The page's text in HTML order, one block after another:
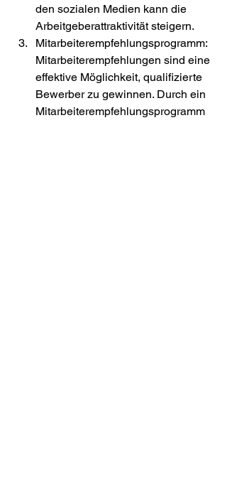
den sozialen Medien kann die
Arbeitgeberattraktivität steigern.
Mitarbeiterempfehlungsprogramm:
Mitarbeiterempfehlungen sind eine
effektive Möglichkeit, qualifizierte
Bewerber zu gewinnen. Durch ein
Mitarbeiterempfehlungsprogramm